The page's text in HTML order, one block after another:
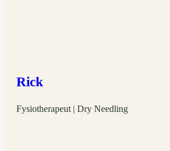
Rick
Fysiotherapeut | Dry Needling